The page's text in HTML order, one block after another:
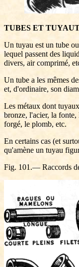
TUBES ET
Un tuyau est un tube
lequel passent des
divers, air comprimé,
Un tube a les mêmes
et, d'ordinaire, son
Les métaux dont
bronze, l'acier, la
forgé, le plomb, etc.
En certains cas (et
qu'amène un tuyau
Fig. 101.— Raccords